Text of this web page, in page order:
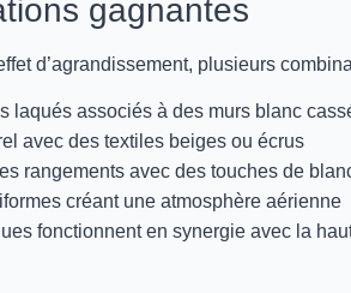
gagnantes
d’agrandissement, plusieurs
laqués associés à des murs blanc
avec des textiles beiges ou écrus
rangements avec des touches de
créant une atmosphère aérienne
fonctionnent en synergie avec la